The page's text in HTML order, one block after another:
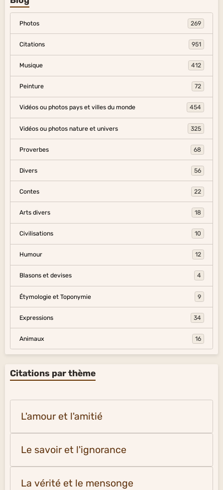
Photos 269
Citations 951
Musique 412
Peinture 72
Vidéos ou photos pays et villes du monde 454
Vidéos ou photos nature et univers 325
Proverbes 68
Divers 56
Contes 22
Arts divers 18
Civilisations 10
Humour 12
Blasons et devises 4
Étymologie et Toponymie 9
Expressions 34
Animaux 16
Citations par thème
L'amour et l'amitié
Le savoir et l'ignorance
La vérité et le mensonge